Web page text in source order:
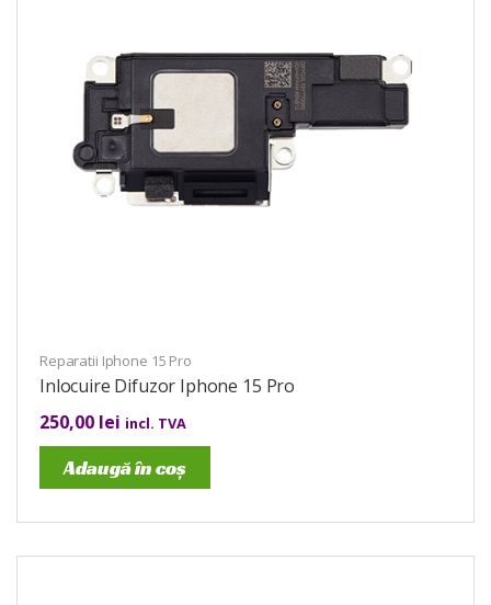
Reparatii Iphone 15 Pro
Inlocuire Difuzor Iphone 15 Pro
250,00 lei incl. TVA
Adaugă în coș